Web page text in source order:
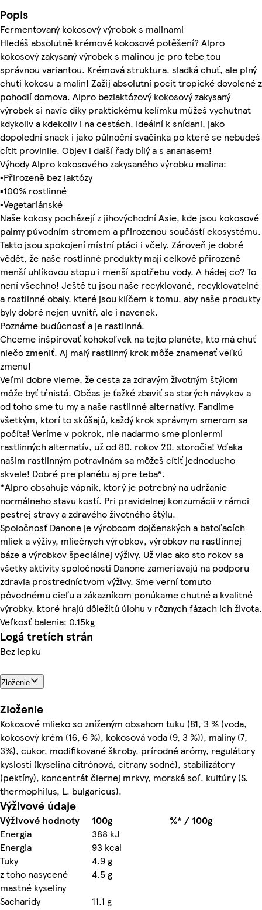
Popis
Fermentovaný kokosový výrobok s malinami
Hledáš absolutně krémové kokosové potěšení? Alpro
kokosový zakysaný výrobek s malinou je pro tebe tou
správnou variantou. Krémová struktura, sladká chuť, ale plný
chuti kokosu a malin! Zažij absolutní pocit tropické dovolené z
pohodlí domova. Alpro bezlaktózový kokosový zakysaný
výrobek si navíc díky praktickému kelímku můžeš vychutnat
kdykoliv a kdekoliv i na cestách. Ideální k snídani, jako
dopolední snack i jako půlnoční svačinka po které se nebudeš
cítit provinile. Objev i další řady bílý a s ananasem!
Výhody Alpro kokosového zakysaného výrobku malina:
▪Přirozeně bez laktózy
▪100% rostlinné
▪Vegetariánské
Naše kokosy pocházejí z jihovýchodní Asie, kde jsou kokosové
palmy původním stromem a přirozenou součástí ekosystému.
Takto jsou spokojení místní ptáci i včely. Zároveň je dobré
vědět, že naše rostlinné produkty mají celkově přirozeně
menší uhlíkovou stopu i menší spotřebu vody. A hádej co? To
není všechno! Ještě tu jsou naše recyklované, recyklovatelné
a rostlinné obaly, které jsou klíčem k tomu, aby naše produkty
byly dobré nejen uvnitř, ale i navenek.
Poznáme budúcnosť a je rastlinná.
Chceme inšpirovať kohokoľvek na tejto planéte, kto má chuť
niečo zmeniť. Aj malý rastlinný krok môže znamenať veľkú
zmenu!
Veľmi dobre vieme, že cesta za zdravým životným štýlom
môže byť tŕnistá. Občas je ťažké zbaviť sa starých návykov a
od toho sme tu my a naše rastlinné alternatívy. Fandíme
všetkým, ktorí to skúšajú, každý krok správnym smerom sa
počíta! Veríme v pokrok, nie nadarmo sme pioniermi
rastlinných alternatív, už od 80. rokov 20. storočia! Vďaka
našim rastlinným potravinám sa môžeš cítiť jednoducho
skvele! Dobré pre planétu aj pre teba*.
*Alpro obsahuje vápnik, ktorý je potrebný na udržanie
normálneho stavu kostí. Pri pravidelnej konzumácii v rámci
pestrej stravy a zdravého životného štýlu.
Spoločnosť Danone je výrobcom dojčenských a batoľacích
mliek a výživy, mliečnych výrobkov, výrobkov na rastlinnej
báze a výrobkov špeciálnej výživy. Už viac ako sto rokov sa
všetky aktivity spoločnosti Danone zameriavajú na podporu
zdravia prostredníctvom výživy. Sme verní tomuto
pôvodnému cieľu a zákazníkom ponúkame chutné a kvalitné
výrobky, ktoré hrajú dôležitú úlohu v rôznych fázach ich života.
Veľkosť balenia: 0.15kg
Logá tretích strán
Bez lepku
Zloženie
Zloženie
Kokosové mlieko so zníženým obsahom tuku (81, 3 % (voda,
kokosový krém (16, 6 %), kokosová voda (9, 3 %)), maliny (7,
3%), cukor, modifikované škroby, prírodné arómy, regulátory
kyslosti (kyselina citrónová, citrany sodné), stabilizátory
(pektíny), koncentrát čiernej mrkvy, morská soľ, kultúry (S.
thermophilus, L. bulgaricus).
Výživové údaje
Výživové hodnoty 100g
%* / 100g
Energia
388 kJ
Energia
93 kcal
Tuky
4.9 g
z toho nasycené
mastné kyseliny
4.5 g
Sacharidy
11.1 g